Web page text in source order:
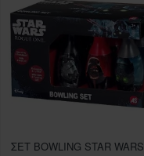
ΣΕΤ BOWLING STAR WARS